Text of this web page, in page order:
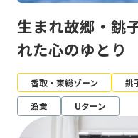
生まれ故郷・銚
れた心のゆとり
香取・東総ゾーン
銚
漁業
Uターン